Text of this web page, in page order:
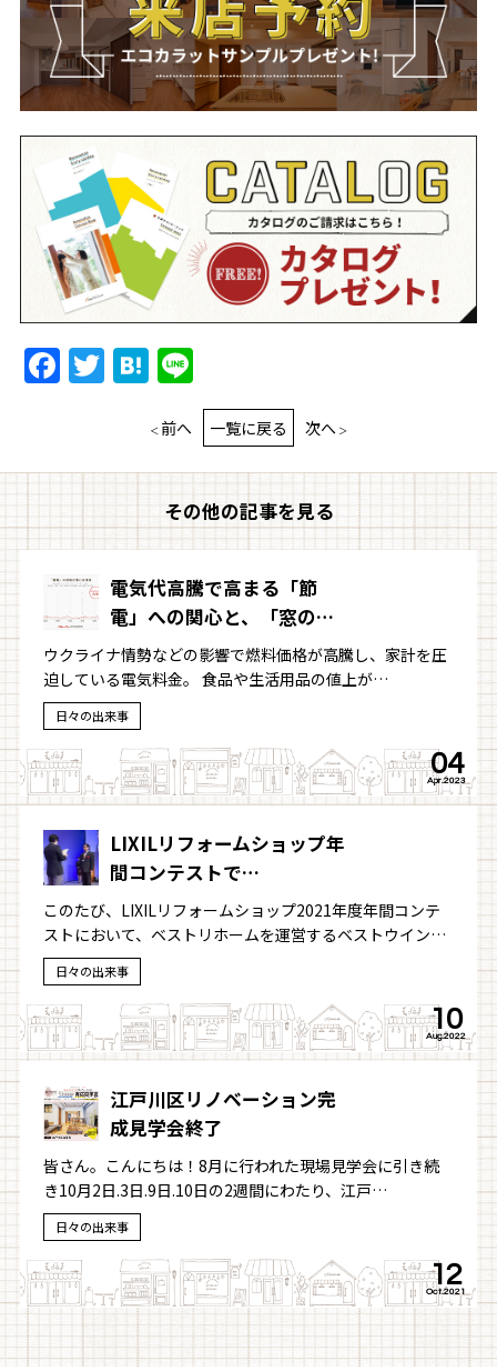
Facebook
TwitterHatena
Line
前へ 一覧に戻る 次へ
その他の記事を見る
電気代高騰で高まる「節
電」への関心と、「窓の…
ウクライナ情勢などの影響で燃料価格が高騰し、家計を圧
迫している電気料金。 食品や生活用品の値上が…
日々の出来事
04
Apr.2023
LIXILリフォームショップ年
間コンテストで…
このたび、LIXILリフォームショップ2021年度年間コンテ
ストにおいて、ベストリホームを運営するベストウイン…
日々の出来事
10
Aug.2022
江戸川区リノベーション完
成見学会終了
皆さん。こんにちは！8月に行われた現場見学会に引き続
き10月2日.3日.9日.10日の2週間にわたり、江戸…
日々の出来事
12
Oct.2021